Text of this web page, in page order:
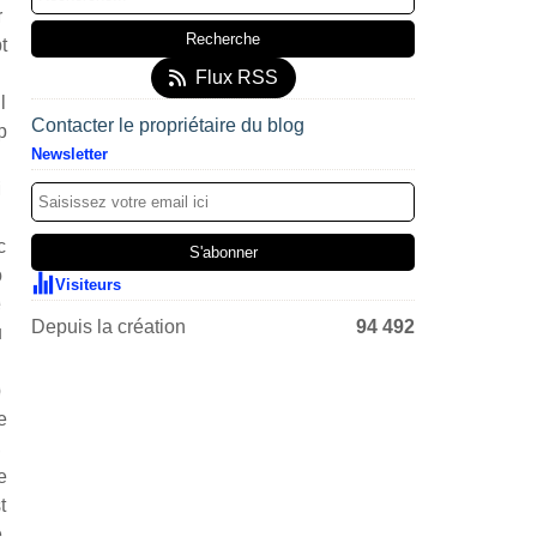
Flux RSS
Contacter le propriétaire du blog
Newsletter
Visiteurs
Depuis la création 94 492